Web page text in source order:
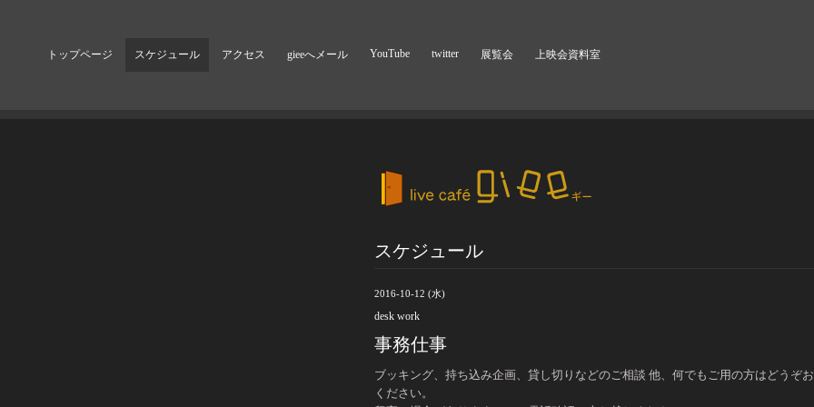
トップページ スケジュール アクセス gieeへメール YouTube twitter 展覧会 上映会資料室
スケジュール
2016-10-12 (水)
desk work
事務仕事
ブッキング、持ち込み企画、貸し切りなどのご相談 他、何でもご用の方はどうぞ
ください。